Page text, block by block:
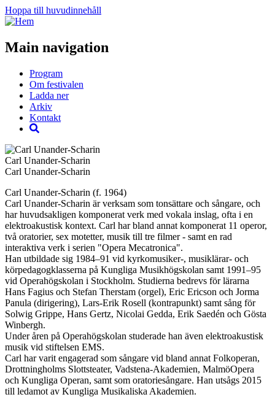
Hoppa till huvudinnehåll
Main navigation
Program
Om festivalen
Ladda ner
Arkiv
Kontakt
Carl Unander-Scharin
Carl Unander-Scharin
Carl Unander-Scharin (f. 1964)
Carl Unander-Scharin är verksam som tonsättare och sångare, och
har huvudsakligen komponerat verk med vokala inslag, ofta i en
elektroakustisk kontext. Carl har bland annat komponerat 11 operor,
två oratorier, sex motetter, musik till tre filmer - samt en rad
interaktiva verk i serien "Opera Mecatronica".
Han utbildade sig 1984–91 vid kyrkomusiker-, musiklärar- och
körpedagogklasserna på Kungliga Musikhögskolan samt 1991–95
vid Operahögskolan i Stockholm. Studierna bedrevs för lärarna
Hans Fagius och Stefan Therstam (orgel), Eric Ericson och Jorma
Panula (dirigering), Lars-Erik Rosell (kontrapunkt) samt sång för
Solwig Grippe, Hans Gertz, Nicolai Gedda, Erik Saedén och Gösta
Winbergh.
Under åren på Operahögskolan studerade han även elektroakustisk
musik vid stiftelsen EMS.
Carl har varit engagerad som sångare vid bland annat Folkoperan,
Drottningholms Slottsteater, Vadstena-Akademien, MalmöOpera
och Kungliga Operan, samt som oratoriesångare. Han utsågs 2015
till ledamot av Kungliga Musikaliska Akademien.